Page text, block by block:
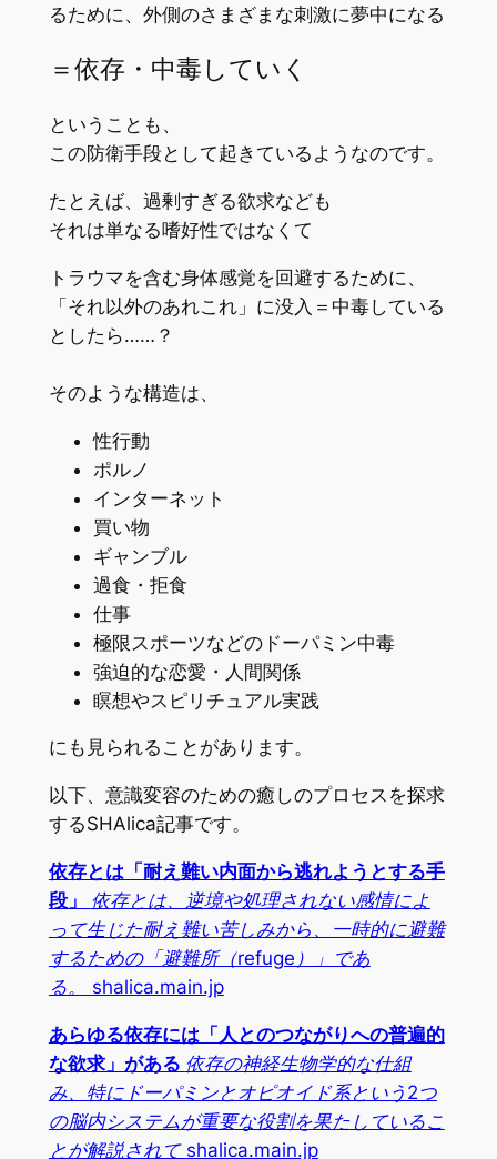
るために、外側のさまざまな刺激に夢中になる
＝依存・中毒していく
ということも、
この防衛手段として起きているようなのです。
たとえば、過剰すぎる欲求なども
それは単なる嗜好性ではなくて
トラウマを含む身体感覚を回避するために、
「それ以外のあれこれ」に没入＝中毒している
としたら……？
そのような構造は、
性行動
ポルノ
インターネット
買い物
ギャンブル
過食・拒食
仕事
極限スポーツなどのドーパミン中毒
強迫的な恋愛・人間関係
瞑想やスピリチュアル実践
にも見られることがあります。
以下、意識変容のための癒しのプロセスを探求
するSHAlica記事です。
依存とは「耐え難い内面から逃れようとする手
段」 依存とは、逆境や処理されない感情によ
って生じた耐え難い苦しみから、一時的に避難
するための「避難所（refuge）」であ
る。 shalica.main.jp
あらゆる依存には「人とのつながりへの普遍的
な欲求」がある 依存の神経生物学的な仕組
み、特にドーパミンとオピオイド系という2つ
の脳内システムが重要な役割を果たしているこ
とが解説されて shalica.main.jp